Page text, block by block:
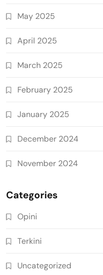
May 2025
April 2025
March 2025
February 2025
January 2025
December 2024
November 2024
Categories
Opini
Terkini
Uncategorized